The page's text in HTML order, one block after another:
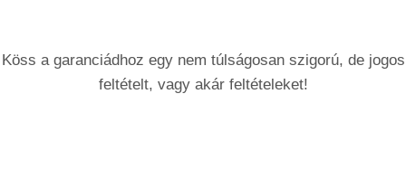
Köss a garanciádhoz egy nem túlságosan szigorú, de jogos
feltételt, vagy akár feltételeket!